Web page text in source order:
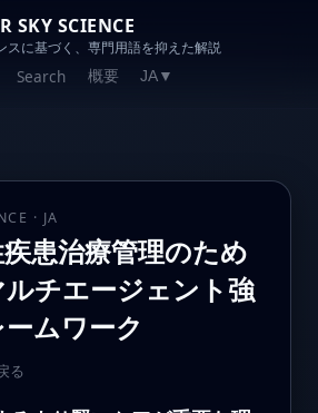
SKY SCIENCE
スに基づく、専門用語を抑えた解説
Search 概要 JA▼
· JA
患治療管理のため
チエージェント強
ムワーク
る